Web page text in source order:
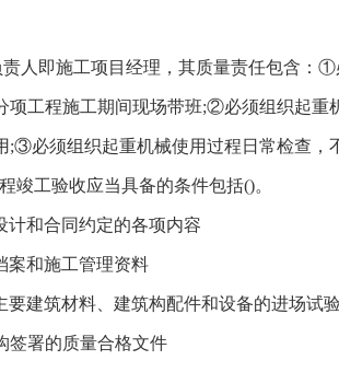
即施工项目经理，其质量责任包含：①
项工程施工期间现场带班;②必须组织起重
;③必须组织起重机械使用过程日常检查，
工验收应当具备的条件包括()。
和合同约定的各项内容
和施工管理资料
建筑材料、建筑构配件和设备的进场试
署的质量合格文件